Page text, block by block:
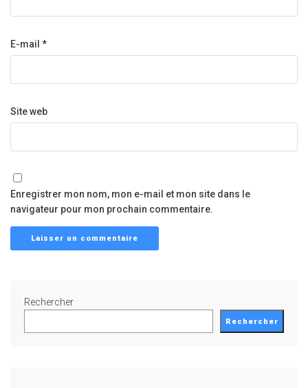
E-mail *
Site web
Enregistrer mon nom, mon e-mail et mon site dans le
navigateur pour mon prochain commentaire.
Rechercher
Rechercher